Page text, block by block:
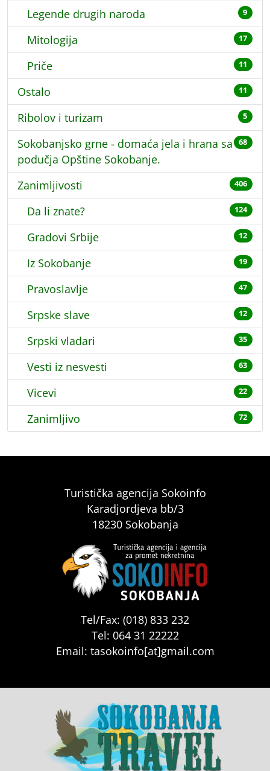
Legende drugih naroda 9
Mitologija 17
Priče 11
Ostalo 11
Ribolov i turizam 5
Sokobanjsko grne - domaća jela i hrana sa
podučja Opštine Sokobanje.
68
Zanimljivosti 406
Da li znate? 124
Gradovi Srbije 12
Iz Sokobanje 19
Pravoslavlje 47
Srpske slave 12
Srpski vladari 35
Vesti iz nesvesti 63
Vicevi 22
Zanimljivo 72
Turistička agencija Sokoinfo
Karadjordjeva bb/3
18230 Sokobanja
Tel/Fax: (018) 833 232
Tel: 064 31 22222
Email: tasokoinfo[at]gmail.com